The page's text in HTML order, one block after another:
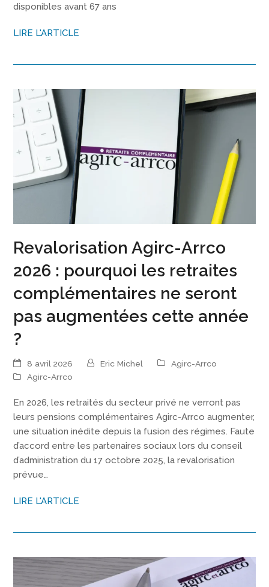
disponibles avant 67 ans
LIRE L'ARTICLE
Revalorisation Agirc-Arrco
2026 : pourquoi les retraites
complémentaires ne seront
pas augmentées cette année
?
8 avril 2026 Eric Michel
Agirc-Arrco
Agirc-Arrco
En 2026, les retraités du secteur privé ne verront pas
leurs pensions complémentaires Agirc-Arrco augmenter,
une situation inédite depuis la fusion des régimes. Faute
d’accord entre les partenaires sociaux lors du conseil
d’administration du 17 octobre 2025, la revalorisation
prévue…
LIRE L'ARTICLE